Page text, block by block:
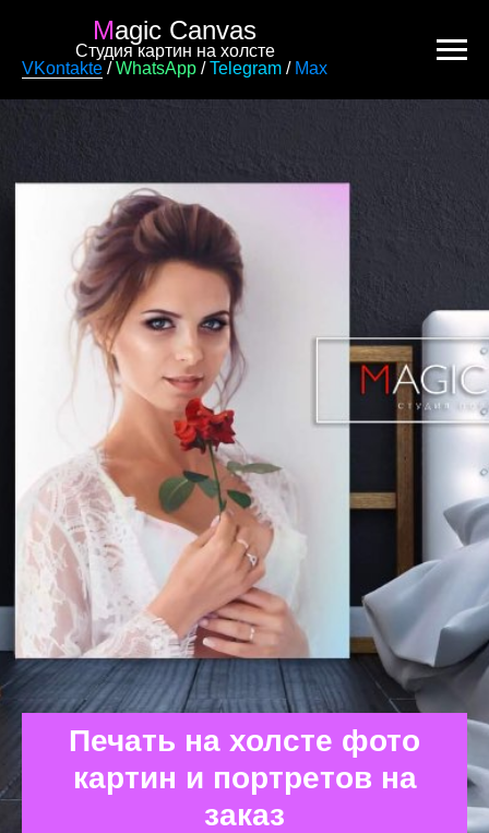
Magic Canvas
Студия картин на холсте
VKontakte /WhatsApp / Telegram / Max
Печать на холсте фото
картин и портретов на
заказ